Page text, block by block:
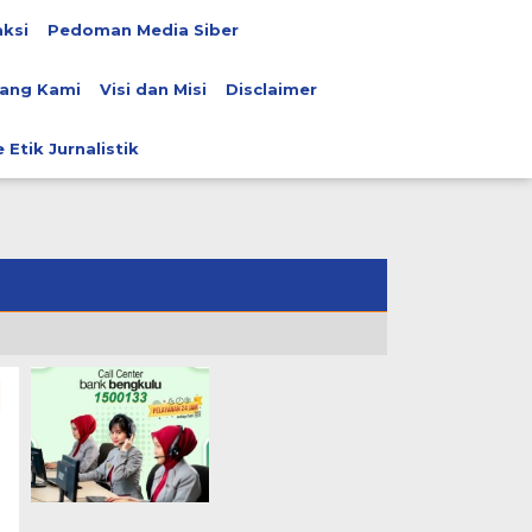
Pedoman Media Siber
Kami Visi dan Misi Disclaimer
Etik Jurnalistik